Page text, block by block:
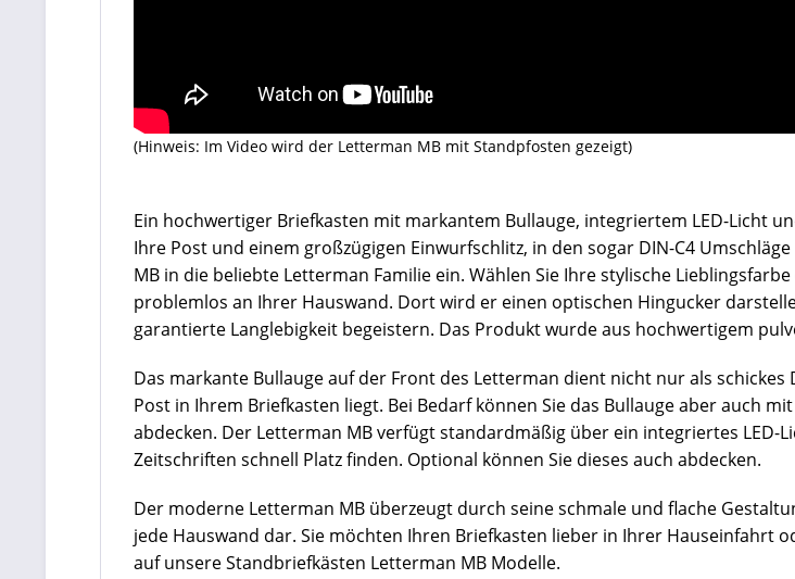
(Hinweis: Im Video wird der Letterman MB mit Standpfosten gezeigt)
Ein hochwertiger Briefkasten mit markantem Bullauge, integriertem LED-Licht
Ihre Post und einem großzügigen Einwurfschlitz, in den sogar DIN-C4
MB in die beliebte Letterman Familie ein. Wählen Sie Ihre stylische
problemlos an Ihrer Hauswand. Dort wird er einen optischen Hingucker
garantierte Langlebigkeit begeistern. Das Produkt wurde aus hochwertigem
Das markante Bullauge auf der Front des Letterman dient nicht nur als
Post in Ihrem Briefkasten liegt. Bei Bedarf können Sie das Bullauge aber auch
abdecken. Der Letterman MB verfügt standardmäßig über ein integriertes LED-
Zeitschriften schnell Platz finden. Optional können Sie dieses auch abdecken.
Der moderne Letterman MB überzeugt durch seine schmale und flache
jede Hauswand dar. Sie möchten Ihren Briefkasten lieber in Ihrer Hauseinfahrt
auf unsere Standbriefkästen Letterman MB Modelle.